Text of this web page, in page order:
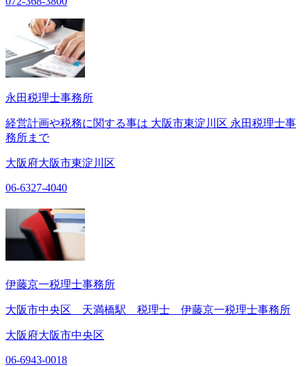
永田税理士事務所
経営計画や税務に関する事は 大阪市東淀川区 永田税理士事
務所まで
大阪府大阪市東淀川区
06-6327-4040
伊藤京一税理士事務所
大阪市中央区 天満橋駅 税理士 伊藤京一税理士事務所
大阪府大阪市中央区
06-6943-0018